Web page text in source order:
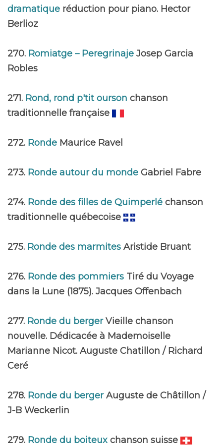
dramatique réduction pour piano. Hector
Berlioz
270. Romiatge – Peregrinaje Josep Garcia
Robles
271. Rond, rond p'tit ourson chanson
traditionnelle française
272. Ronde Maurice Ravel
273. Ronde autour du monde Gabriel Fabre
274. Ronde des filles de Quimperlé chanson
traditionnelle québecoise
275. Ronde des marmites Aristide Bruant
276. Ronde des pommiers Tiré du Voyage
dans la Lune (1875). Jacques Offenbach
277. Ronde du bergerVieille chanson
nouvelle. Dédicacée à Mademoiselle
Marianne Nicot. Auguste Chatillon / Richard
Ceré
278. Ronde du bergerAuguste de Châtillon /
J-B Weckerlin
279. Ronde du boiteux chanson suisse